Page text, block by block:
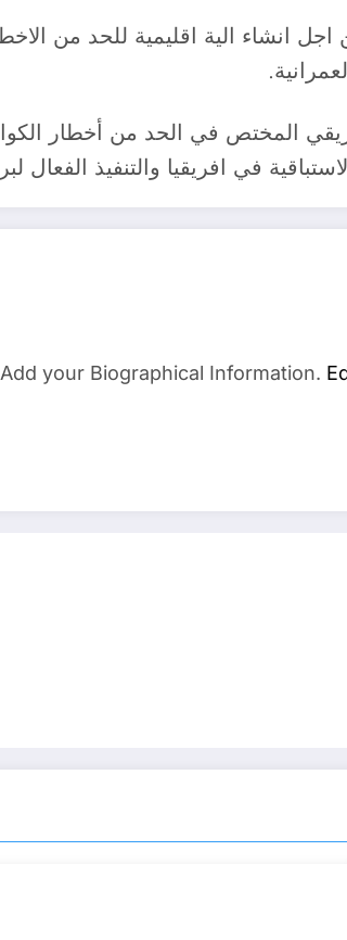
انشاء الية اقليمية للحد من
ال18 لفريق العمل الافريقي المختص في
في افريقيا والتنفيذ الفعال
Add your Biographical Information.